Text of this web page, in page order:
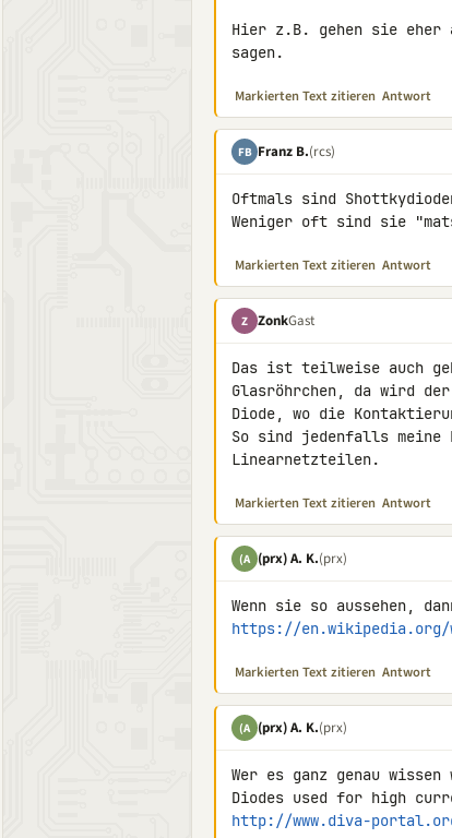
Hier z.B. gehen sie
sagen.
Markierten Text zitieren Antwort
FB Franz B.(rcs)
Oftmals sind
Weniger oft sind sie
Markierten Text zitieren Antwort
Z ZonkGast
Das ist teilweise auch
Glasröhrchen, da wird
Diode, wo die
So sind jedenfalls meine
Linearnetzteilen.
Markierten Text zitieren Antwort
(A (prx) A. K.(prx)
https://en.wikipedia.org/
Markierten Text zitieren Antwort
(A (prx) A. K.(prx)
Wer es ganz genau
http://www.diva-